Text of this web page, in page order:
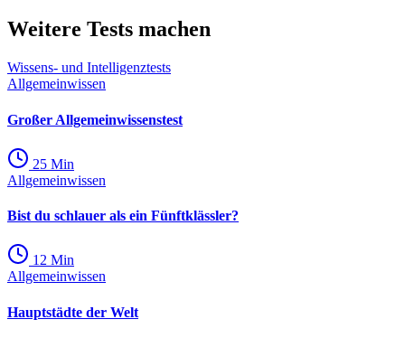
Weitere Tests machen
Wissens- und Intelligenztests
Allgemeinwissen
Großer Allgemeinwissenstest
25 Min
Allgemeinwissen
Bist du schlauer als ein Fünftklässler?
12 Min
Allgemeinwissen
Hauptstädte der Welt